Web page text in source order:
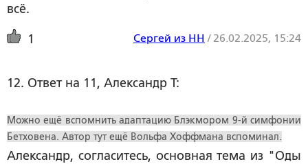
всё.
1 Сергей из НН / 26.02.2025, 15:24
12. Ответ на 11, Александр Т:
Можно ещё вспомнить адаптацию Блэкмором 9-й симфонии
Бетховена. Автор тут ещё Вольфа Хоффмана вспоминал.
Александр, согласитесь, основная тема из "Оды